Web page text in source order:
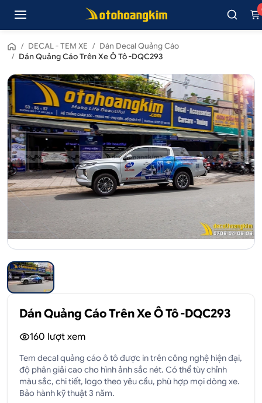
/ DECAL - TEM XE / Dán Decal Quảng Cáo
/ Dán Quảng Cáo Trên Xe Ô Tô -DQC293
Dán Quảng Cáo Trên Xe Ô Tô -DQC293
160 lượt xem
Tem decal quảng cáo ô tô được in trên công nghệ hiện đại,
độ phân giải cao cho hình ảnh sắc nét. Có thể tùy chỉnh
màu sắc, chi tiết, logo theo yêu cầu, phù hợp mọi dòng xe.
Bảo hành kỹ thuật 3 năm.